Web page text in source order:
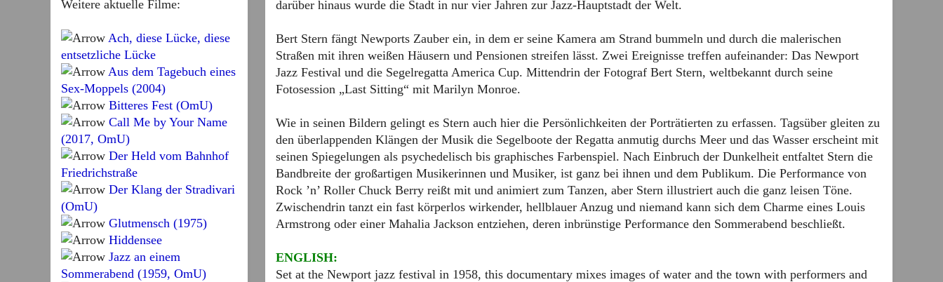
Weitere aktuelle Filme:
Ach, diese Lücke, diese
entsetzliche Lücke
Aus dem Tagebuch eines
Sex-Moppels (2004)
Bitteres Fest (OmU)
Call Me by Your Name
(2017, OmU)
Der Held vom Bahnhof
Friedrichstraße
Der Klang der Stradivari
(OmU)
Glutmensch (1975)
Hiddensee
Jazz an einem
Sommerabend (1959, OmU)
darüber hinaus wurde die Stadt in nur vier Jahren zur Jazz-Hauptstadt der Welt.
Bert Stern fängt Newports Zauber ein, in dem er seine Kamera am Strand bummeln und durch die malerischen
Straßen mit ihren weißen Häusern und Pensionen streifen lässt. Zwei Ereignisse treffen aufeinander: Das Newport
Jazz Festival und die Segelregatta America Cup. Mittendrin der Fotograf Bert Stern, weltbekannt durch seine
Fotosession „Last Sitting“ mit Marilyn Monroe.
Wie in seinen Bildern gelingt es Stern auch hier die Persönlichkeiten der Porträtierten zu erfassen. Tagsüber gleiten zu
den überlappenden Klängen der Musik die Segelboote der Regatta anmutig durchs Meer und das Wasser erscheint mit
seinen Spiegelungen als psychedelisch bis graphisches Farbenspiel. Nach Einbruch der Dunkelheit entfaltet Stern die
Bandbreite der großartigen Musikerinnen und Musiker, ist ganz bei ihnen und dem Publikum. Die Performance von
Rock ’n’ Roller Chuck Berry reißt mit und animiert zum Tanzen, aber Stern illustriert auch die ganz leisen Töne.
Zwischendrin tanzt ein fast körperlos wirkender, hellblauer Anzug und niemand kann sich dem Charme eines Louis
Armstrong oder einer Mahalia Jackson entziehen, deren inbrünstige Performance den Sommerabend beschließt.
ENGLISH:
Set at the Newport jazz festival in 1958, this documentary mixes images of water and the town with performers and